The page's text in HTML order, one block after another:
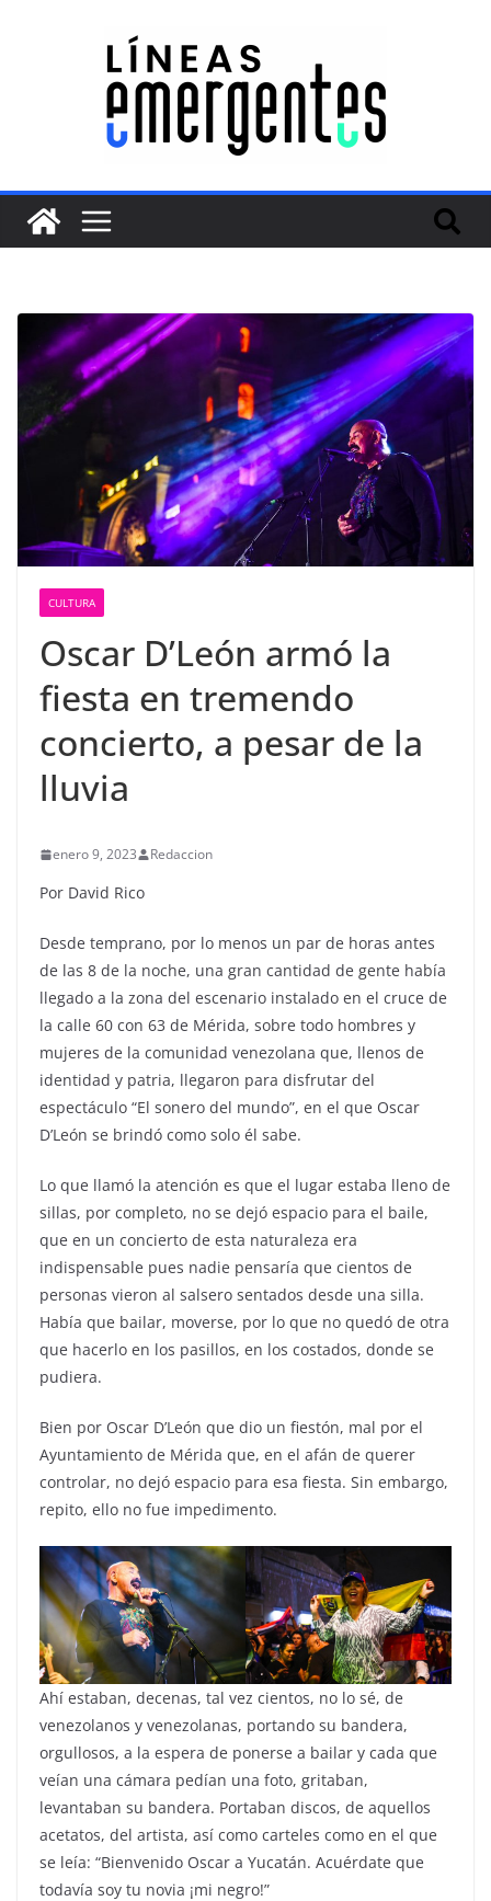
CULTURA
Oscar D’León armó la
fiesta en tremendo
concierto, a pesar de la
lluvia
enero 9, 2023 Redaccion
Por David Rico
Desde temprano, por lo menos un par de horas antes
de las 8 de la noche, una gran cantidad de gente había
llegado a la zona del escenario instalado en el cruce de
la calle 60 con 63 de Mérida, sobre todo hombres y
mujeres de la comunidad venezolana que, llenos de
identidad y patria, llegaron para disfrutar del
espectáculo “El sonero del mundo”, en el que Oscar
D’León se brindó como solo él sabe.
Lo que llamó la atención es que el lugar estaba lleno de
sillas, por completo, no se dejó espacio para el baile,
que en un concierto de esta naturaleza era
indispensable pues nadie pensaría que cientos de
personas vieron al salsero sentados desde una silla.
Había que bailar, moverse, por lo que no quedó de otra
que hacerlo en los pasillos, en los costados, donde se
pudiera.
Bien por Oscar D’León que dio un fiestón, mal por el
Ayuntamiento de Mérida que, en el afán de querer
controlar, no dejó espacio para esa fiesta. Sin embargo,
repito, ello no fue impedimento.
Ahí estaban, decenas, tal vez cientos, no lo sé, de
venezolanos y venezolanas, portando su bandera,
orgullosos, a la espera de ponerse a bailar y cada que
veían una cámara pedían una foto, gritaban,
levantaban su bandera. Portaban discos, de aquellos
acetatos, del artista, así como carteles como en el que
se leía: “Bienvenido Oscar a Yucatán. Acuérdate que
todavía soy tu novia ¡mi negro!”